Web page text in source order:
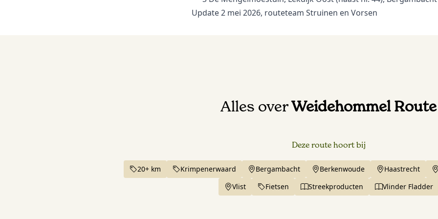
Hotel Restaurant Belvedere
Update 2 mei 2026, routeteam Struinen en Vorsen
Alles overWeidehommel Route
Deze route hoort bij
20+ km Krimpenerwaard Bergambacht Berkenwoude Haastrecht
Vlist
Fietsen Streekproducten Vlinder Fladder